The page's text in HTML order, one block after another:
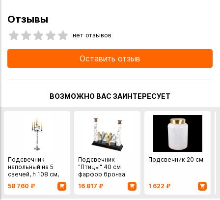
Отзывы
нет отзывов
Оставить отзыв
ВОЗМОЖНО ВАС ЗАИНТЕРЕСУЕТ
Подсвечник
напольный на 5
свечей, h 108 см,
от Chinelli, Италия
58 760 ₽
Подсвечник
"Птицы" 40 см
фарфор бронза
16 817 ₽
Подсвечник 20 см
1 622 ₽